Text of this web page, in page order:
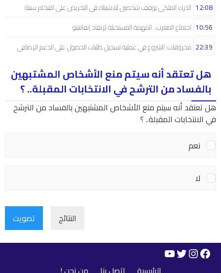
الدرك الملكي يوقف شخصين للاشتباه في التحريض على اقتحام سبتة 12:08
اجتماع المغرب.. المهمة المستحيلة لإنقاذ إنفانتينو 10:56
محروقات: الشروع في عملية تسجيل طلبات الحصول على الدعم الإضافي 22:39
هل تعتقد أنه سيتم منع الأشخاص المشتبهين
بالفساد من الترشح في الانتخابات المقبلة.. ؟
هل تعتقد أنه سيتم منع الأشخاص المشتبهين بالفساد من الترشح
في الانتخابات المقبلة.. ؟
نعم
لا
النتائج تصويت
Facebook
Instagram
Twitter
YouTube